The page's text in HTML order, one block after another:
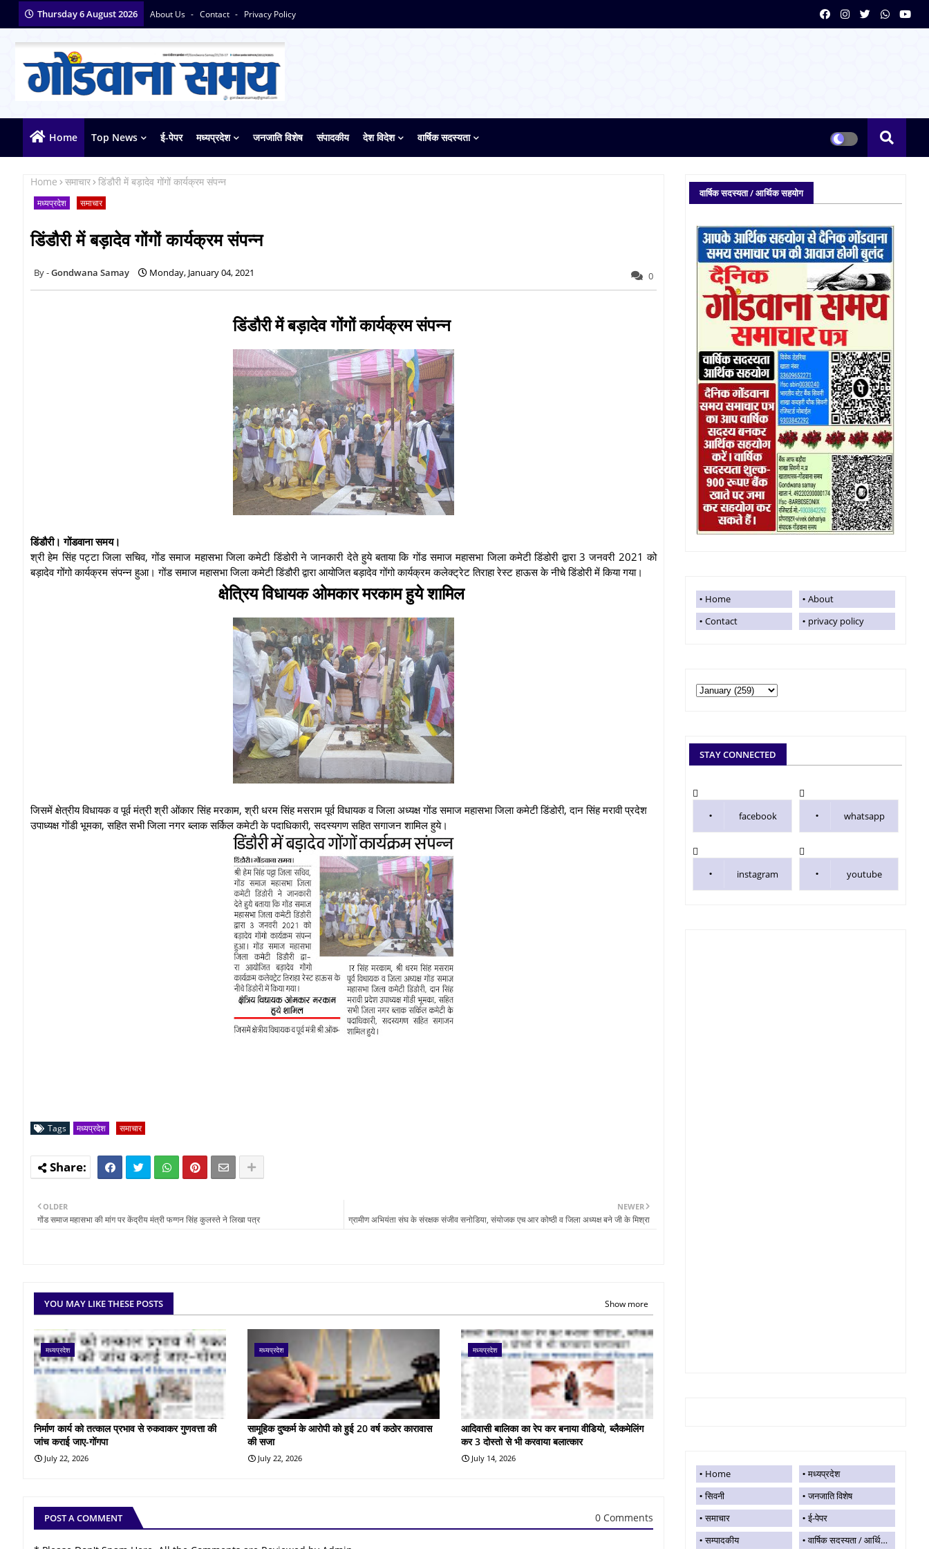
Thursday 6 August 2026 About Us Contact Privacy Policy
Home Top News ई-पेपर मध्यप्रदेश जनजाति विशेष संपादकीय देश विदेश वार्षिक सदस्यता
Home समाचार डिंडौरी में बड़ादेव गोंगों कार्यक्रम संपन्न
मध्यप्रदेश समाचार
डिंडौरी में बड़ादेव गोंगों कार्यक्रम संपन्न
Gondwana Samay Monday, January 04, 2021 0
डिंडौरी में बड़ादेव गोंगों कार्यक्रम संपन्न
डिंडौरी। गोंडवाना समय।
श्री हेम सिंह पट्टा जिला सचिव, गोंड समाज महासभा जिला कमेटी डिंडोरी ने जानकारी देते हुये बताया कि गोंड समाज महासभा जिला कमेटी डिंडोरी द्वारा 3 जनवरी 2021 को
बड़ादेव गोंगो कार्यक्रम संपन्न हुआ। गोंड समाज महासभा जिला कमेटी डिंडौरी द्वारा आयोजित बड़ादेव गोंगो कार्यक्रम कलेक्ट्रेट तिराहा रेस्ट हाऊस के नीचे डिंडोरी में किया गया।
क्षेत्रिय विधायक ओमकार मरकाम हुये शामिल
जिसमें क्षेत्रीय विधायक व पूर्व मंत्री श्री ओंकार सिंह मरकाम, श्री धरम सिंह मसराम पूर्व विधायक व जिला अध्यक्ष गोंड समाज महासभा जिला कमेटी डिंडोरी, दान सिंह मरावी प्रदेश
उपाध्यक्ष गोंडी भूमका, सहित सभी जिला नगर ब्लाक सर्किल कमेटी के पदाधिकारी, सदस्यगण सहित सगाजन शामिल हुये।
Tags मध्यप्रदेश समाचार
NEWER
ग्रामीण अभियंता संघ के संरक्षक संजीव सनोडिया, संयोजक एच आर कोष्ठी व जिला अध्यक्ष बने जी के मिश्रा
OLDER
गोंड समाज महासभा की मांग पर केंद्रीय मंत्री फग्गन सिंह कुलस्ते ने लिखा पत्र
YOU MAY LIKE THESE POSTS Show more
मध्यप्रदेश
निर्माण कार्य को तत्काल प्रभाव से रुकवाकर गुणवत्ता की
जांच कराई जाए-गोंगपा
July 22, 2026
मध्यप्रदेश
सामूहिक दुष्कर्म के आरोपी को हुई 20 वर्ष कठोर कारावास
की सजा
July 22, 2026
मध्यप्रदेश
आदिवासी बालिका का रेप कर बनाया वीडियो, ब्लैकमेलिंग
कर 3 दोस्तो से भी करवाया बलात्कार
July 14, 2026
POST A COMMENT 0 Comments
वार्षिक सदस्यता / आर्थिक सहयोग
Home
About
Contact
privacy policy
STAY CONNECTED
facebook whatsapp
instagram youtube
Home
मध्यप्रदेश
सिवनी
जनजाति विशेष
समाचार
ई-पेपर
सम्पादकीय
वार्षिक सदस्यता / आर्थिक सहयोग